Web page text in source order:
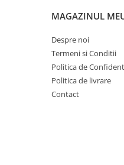
MAGAZINUL
Despre noi
Termeni si Conditii
Politica de
Politica de livrare
Contact